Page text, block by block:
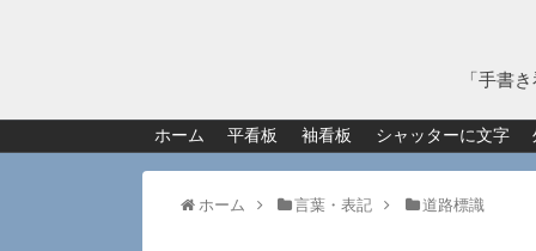
「手書
ホーム 平看板 袖看板 シャッターに文字
ホーム 言葉・表記 道路標識